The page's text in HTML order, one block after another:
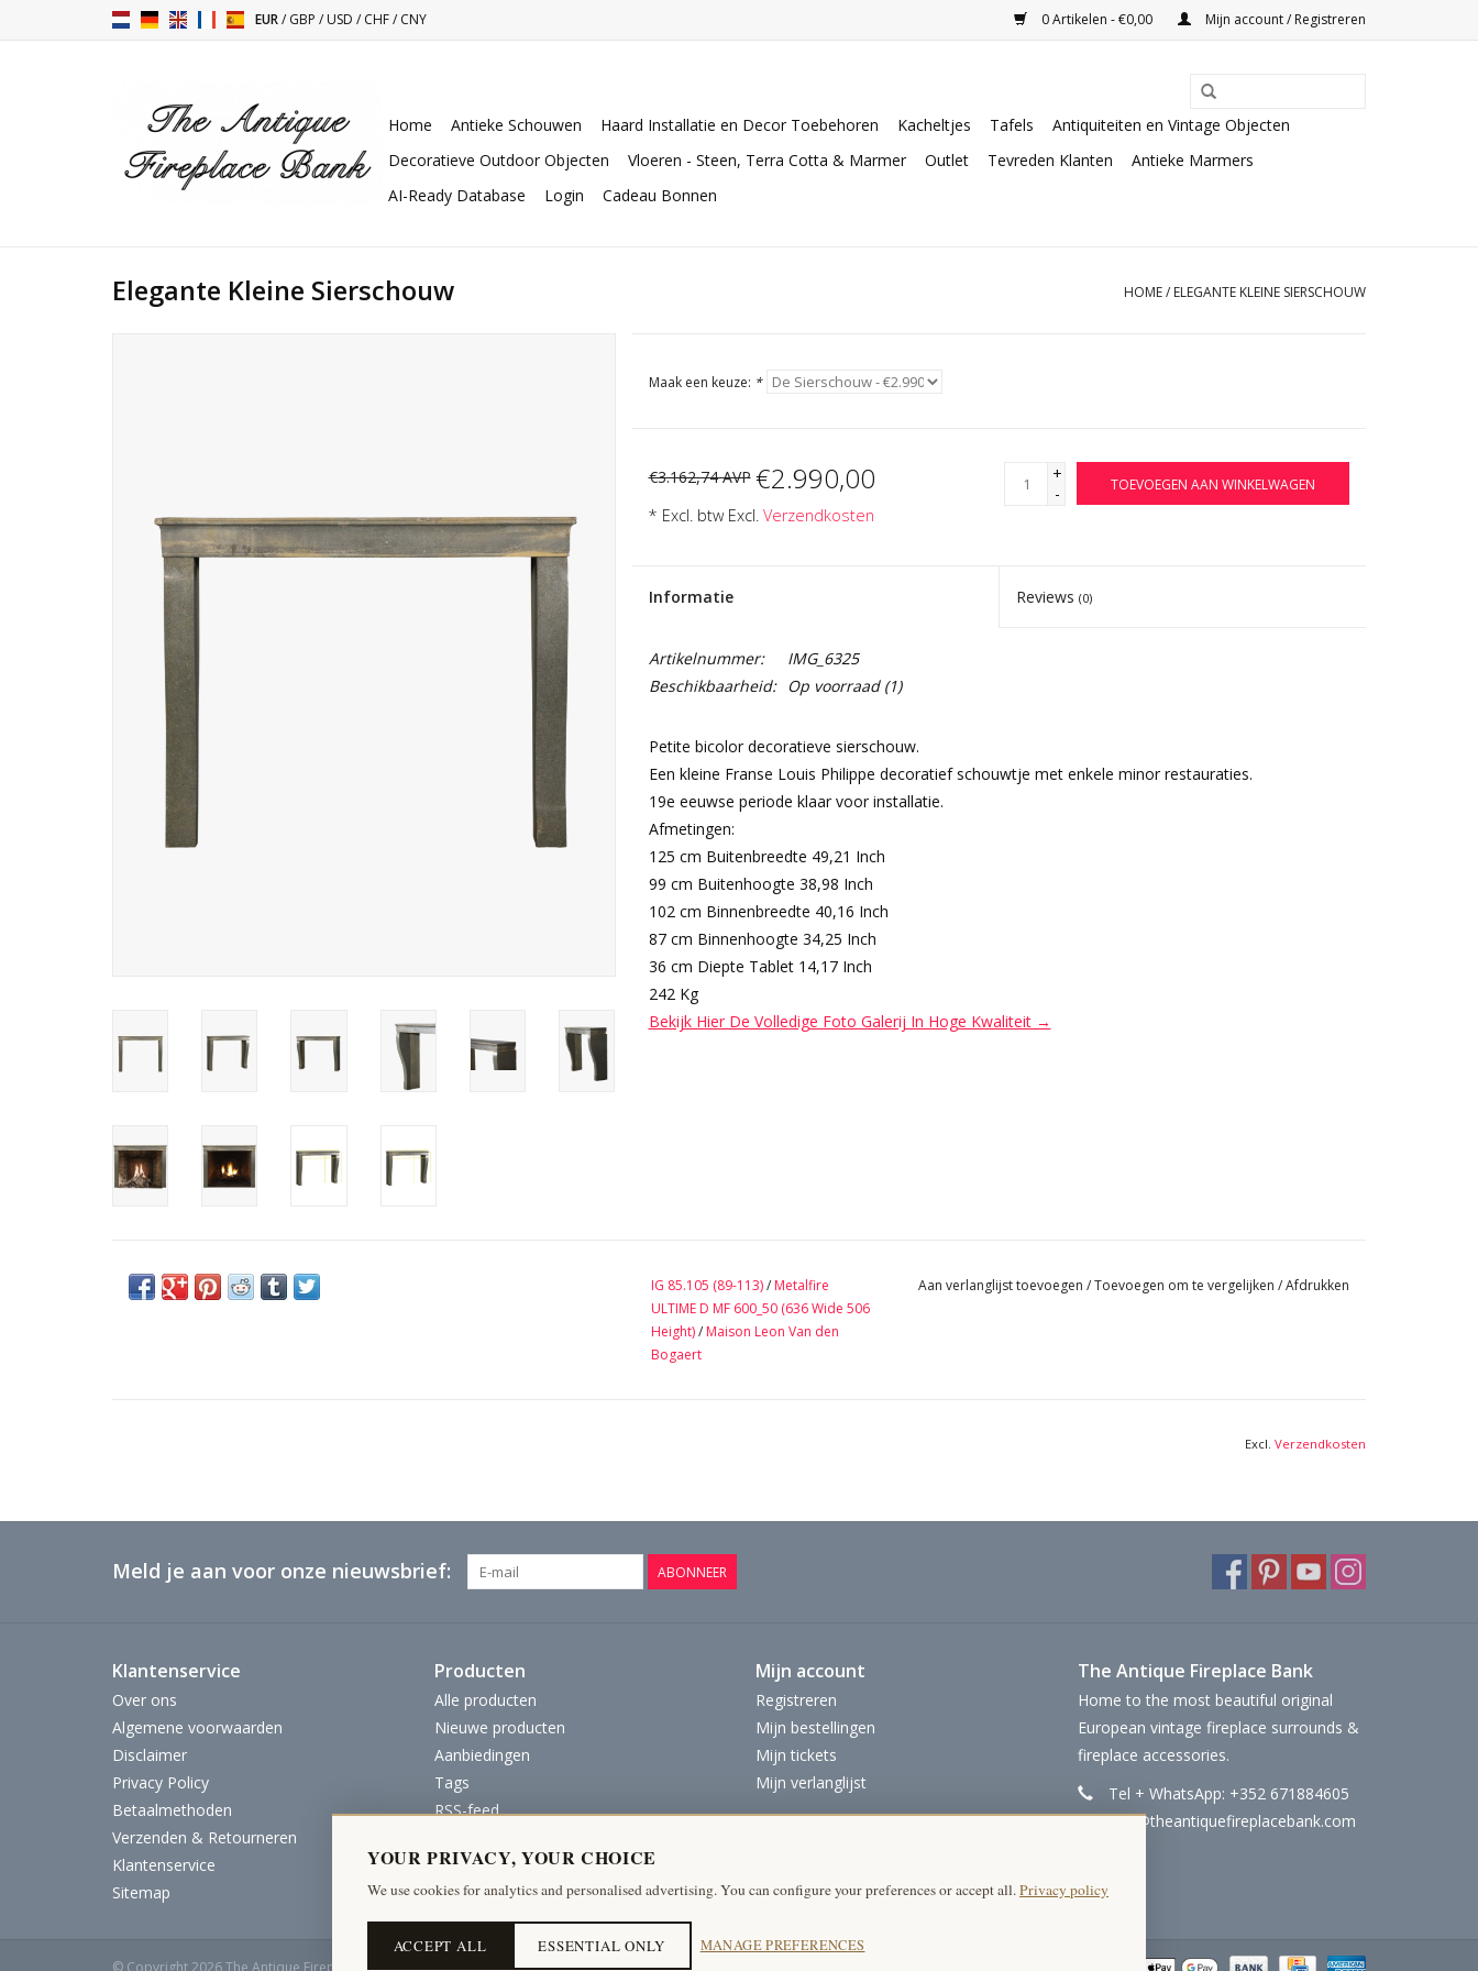
EUR/GBP /USD /CHF/CNY 0 Artikelen - €0,00 Mijn account / Registreren
Home Antieke Schouwen Haard Installatie en Decor Toebehoren Kacheltjes Tafels
Antiquiteiten en Vintage Objecten
Decoratieve Outdoor Objecten
Vloeren - Steen, Terra Cotta & Marmer Outlet Tevreden Klanten
Antieke Marmers
AI-Ready Database
Login Cadeau Bonnen
Elegante Kleine Sierschouw HOME/ ELEGANTE KLEINE SIERSCHOUW
Maak een keuze: *
€3.162,74 AVP €2.990,00
* Excl. btw Excl. Verzendkosten
+
-
TOEVOEGEN AAN WINKELWAGEN
Informatie Reviews(0)
Artikelnummer:
IMG_6325
Beschikbaarheid:
Op voorraad(1)
Petite bicolor decoratieve sierschouw.
Een kleine Franse Louis Philippe decoratief schouwtje met enkele minor restauraties.
19e eeuwse periode klaar voor installatie.
Afmetingen:
125 cm Buitenbreedte 49,21 Inch
99 cm Buitenhoogte 38,98 Inch
102 cm Binnenbreedte 40,16 Inch
87 cm Binnenhoogte 34,25 Inch
36 cm Diepte Tablet 14,17 Inch
242 Kg
Bekijk Hier De Volledige Foto Galerij In Hoge Kwaliteit →
IG 85.105 (89-113)/ Metalfire
ULTIME D MF 600_50 (636 Wide 506
Height)/ Maison Leon Van den
Bogaert
Aan verlanglijst toevoegen /Toevoegen om te vergelijken /Afdrukken
Excl. Verzendkosten
Meld je aan voor onze nieuwsbrief: ABONNEER
Klantenservice
Over ons
Algemene voorwaarden
Disclaimer
Privacy Policy
Betaalmethoden
Verzenden & Retourneren
Klantenservice
Sitemap
Producten
Alle producten
Nieuwe producten
Aanbiedingen
Tags
RSS-feed
Mijn account
Registreren
Mijn bestellingen
Mijn tickets
Mijn verlanglijst
The Antique Fireplace Bank
Home to the most beautiful original
European vintage fireplace surrounds &
fireplace accessories.
Tel + WhatsApp: +352 671884605
info@theantiquefireplacebank.com
YOUR PRIVACY, YOUR CHOICE
We use cookies for analytics and personalised advertising. You can configure your preferences or accept all.Privacy policy
ACCEPT ALL ESSENTIAL ONLY MANAGE PREFERENCES